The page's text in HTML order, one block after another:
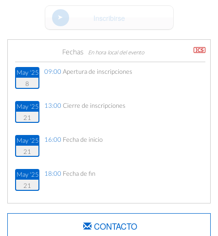
Inscribirse
Fechas En hora local del evento
May '25
8
09:00 Apertura de inscripciones
May '25
21
13:00 Cierre de inscripciones
May '25
21
16:00 Fecha de inicio
May '25
21
18:00 Fecha de fin
CONTACTO